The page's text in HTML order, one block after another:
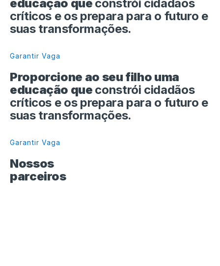
educação que constrói cidadãos
críticos e os prepara para o futuro e
suas transformações.
Garantir Vaga
Proporcione ao seu filho uma
educação que constrói cidadãos
críticos e os prepara para o futuro e
suas transformações.
Garantir Vaga
Nossos
parceiros